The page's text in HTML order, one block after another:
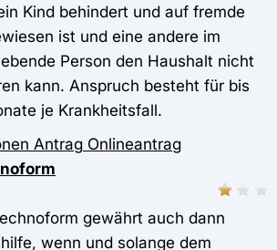
Kind behindert und auf fremde
ist und eine andere im
Person den Haushalt nicht
kann. Anspruch besteht für bis
je Krankheitsfall.
Antrag Onlineantrag
gewährt auch dann
wenn und solange dem